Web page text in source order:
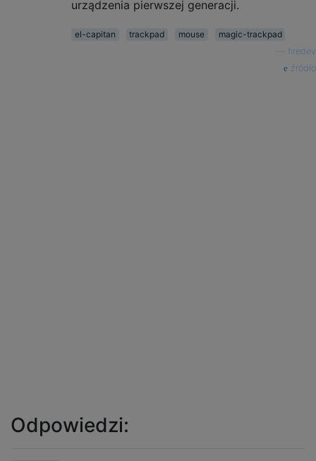
urządzenia pierwszej generacji.
el-capitan trackpad mouse
magic-trackpad
firedev
źródło
Odpowiedzi: